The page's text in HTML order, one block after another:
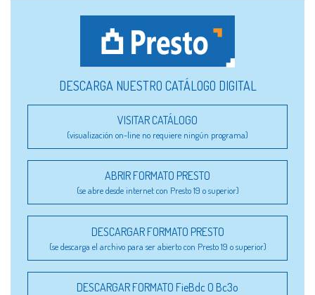
DESCARGA NUESTRO CATÁLOGO DIGITAL
VISITAR CATÁLOGO
(visualización on-line no requiere ningún programa)
ABRIR FORMATO PRESTO
(se abre desde internet con Presto 19 o superior)
DESCARGAR FORMATO PRESTO
(se descarga el archivo para ser abierto con Presto 19 o superior)
DESCARGAR FORMATO FieBdc O Bc3o